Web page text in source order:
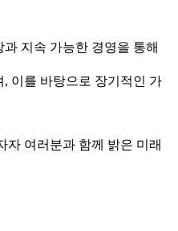
지속 가능한 경영을 통해
이를 바탕으로 장기적인 가
자 여러분과 함께 밝은 미래